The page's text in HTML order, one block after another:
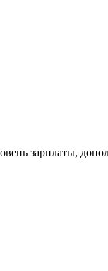
зарплаты,